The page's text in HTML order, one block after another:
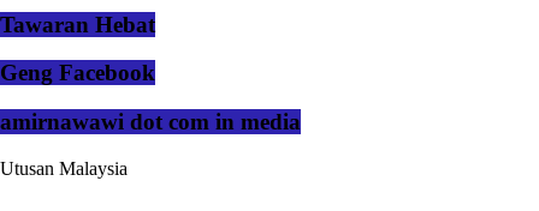
Tawaran Hebat
Geng Facebook
amirnawawi dot com in media
Utusan Malaysia